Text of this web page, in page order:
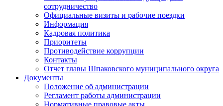
сотрудничество
Официальные визиты и рабочие поездки
Информация
Кадровая политика
Приоритеты
Противодействие коррупции
Контакты
Отчет главы Шпаковского муниципального округа
Документы
Положение об администрации
Регламент работы администрации